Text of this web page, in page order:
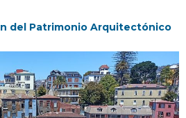
del Patrimonio Arquitectónico